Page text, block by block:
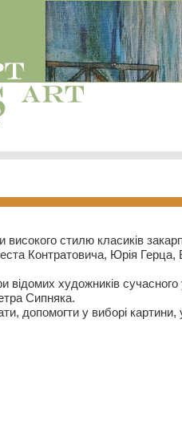
високого стилю класиків
Контратовича, Юрія
відомих художників
Сипняка.
допомогти у виборі картини,